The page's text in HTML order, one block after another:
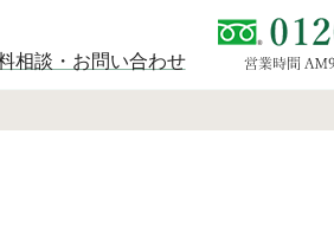
相談・お問い合わせ